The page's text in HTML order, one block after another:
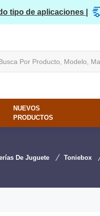
tipo de aplicaciones |
NUEVOS
PRODUCTOS
De Juguete Toniebox